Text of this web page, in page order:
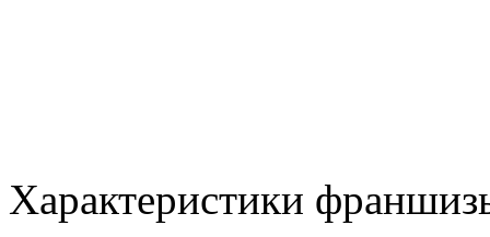
Характеристики